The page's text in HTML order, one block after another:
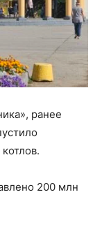
ранее
200 млн